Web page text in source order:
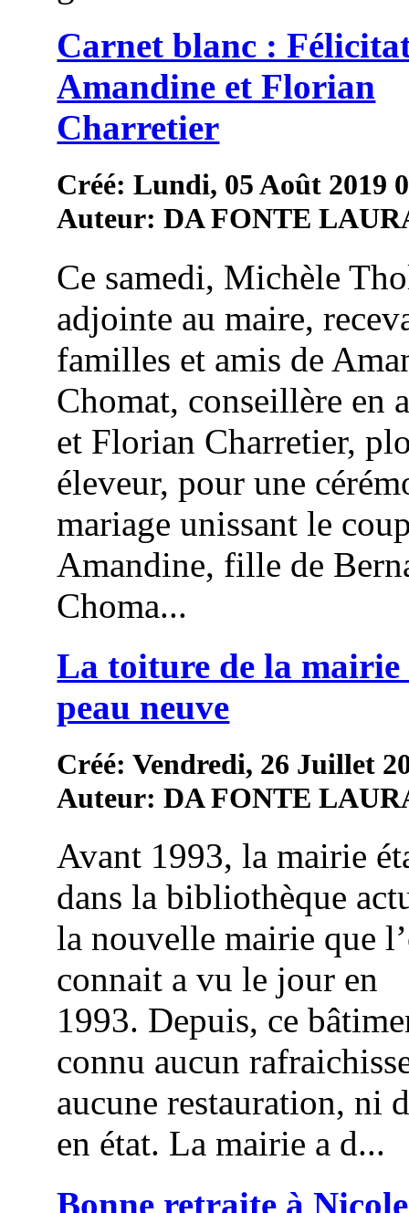
Carnet blanc :
Amandine et Florian
Charretier
Créé: Lundi, 05 Août 2019
Auteur: DA FONTE
Ce samedi, Michèle
adjointe au maire,
familles et amis de
Chomat, conseillère en
et Florian Charretier,
éleveur, pour une
mariage unissant le
Amandine, fille de
Choma...
La toiture de la
peau neuve
Créé: Vendredi, 26 Juillet
Auteur: DA FONTE
Avant 1993, la mairie
dans la bibliothèque
la nouvelle mairie que
connait a vu le jour en
1993. Depuis, ce
connu aucun
aucune restauration, ni
en état. La mairie a d...
Bonne retraite à Nicole